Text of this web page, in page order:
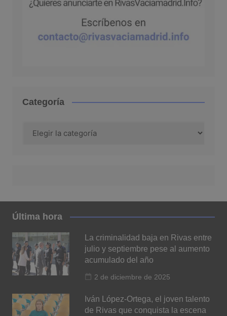
Categoría
Última hora
La criminalidad baja en Rivas entre
julio y septiembre pese al aumento
acumulado del año
2 de diciembre de 2025
Iván López-Ortega, el joven talento
de Rivas que conquista la escena